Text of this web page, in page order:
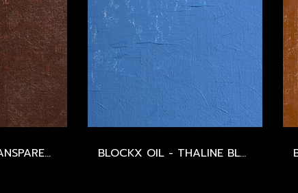
BLOCKX OIL - TRANSPARENT MARS RED - SERIES 2 BLOCKX OIL - THALINE BLUE - SERIES 2